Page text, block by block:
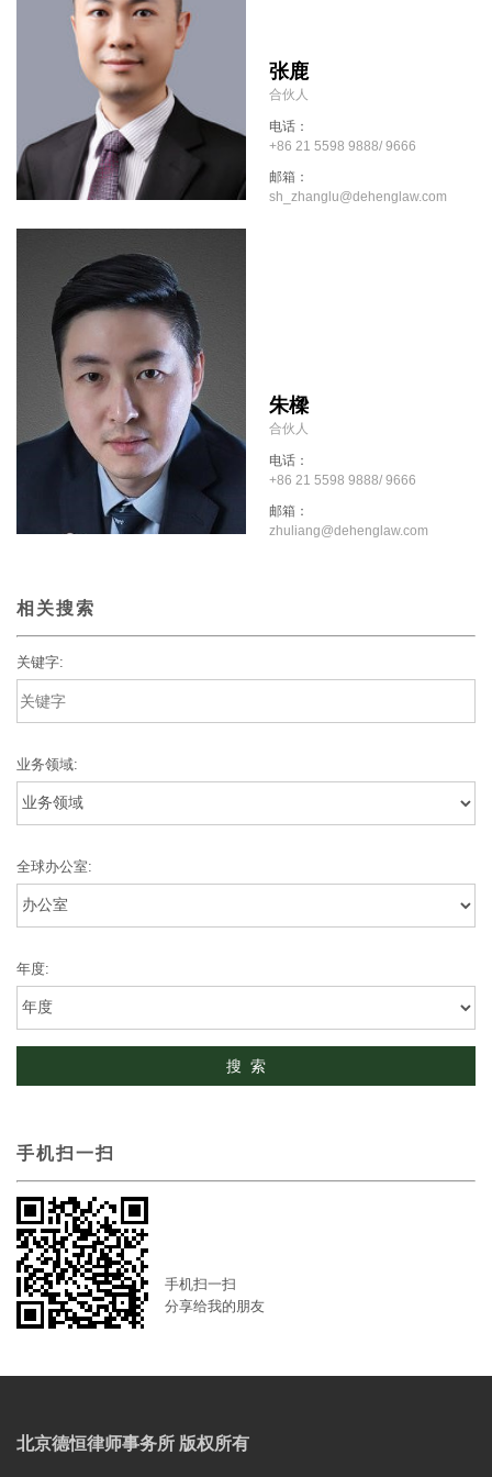
张鹿
合伙人
电话：
+86 21 5598 9888/ 9666
邮箱：
sh_zhanglu@dehenglaw.com
朱樑
合伙人
电话：
+86 21 5598 9888/ 9666
邮箱：
zhuliang@dehenglaw.com
相关搜索
关键字:
业务领域:
全球办公室:
年度:
手机扫一扫
手机扫一扫
分享给我的朋友
北京德恒律师事务所 版权所有